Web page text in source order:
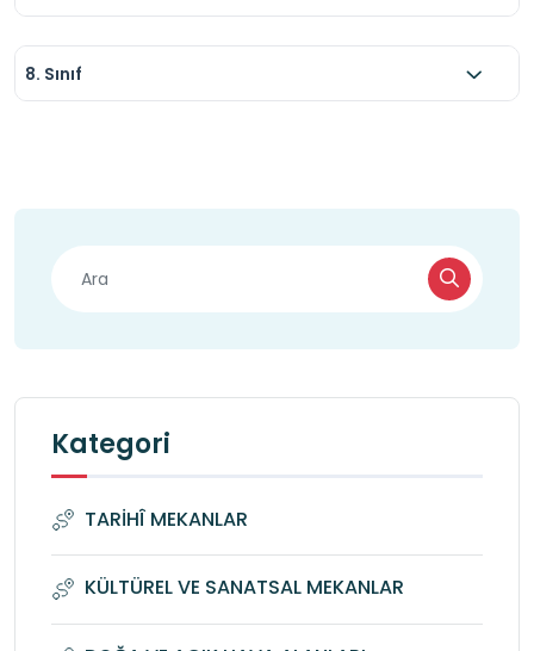
8. Sınıf
Kategori
TARİHÎ MEKANLAR
KÜLTÜREL VE SANATSAL MEKANLAR